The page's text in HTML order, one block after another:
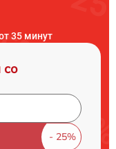
35 минут
со